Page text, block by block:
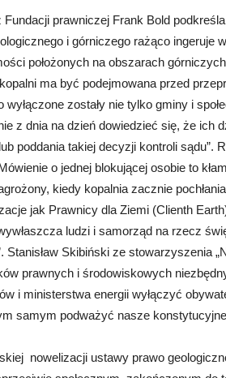
Fundacji prawniczej Frank Bold
i górniczego rażąco ingeruje
położonych na obszarach
ma być podejmowana przed
zostały nie tylko gminy i
z dnia na dzień dowiedzieć się, że ich
poddania takiej decyzji kontroli
o jednej blokującej osobie to
kiedy kopalnia zacznie
jak Prawnicy dla Ziemi (Clienth
ludzi i samorząd na rzecz
Stanisław Skibiński ze stowarzyszenia
prawnych i środowiskowych
i ministerstwa energii wyłączyć
samym podważyć nasze konstytucyjne
nowelizacji ustawy prawo